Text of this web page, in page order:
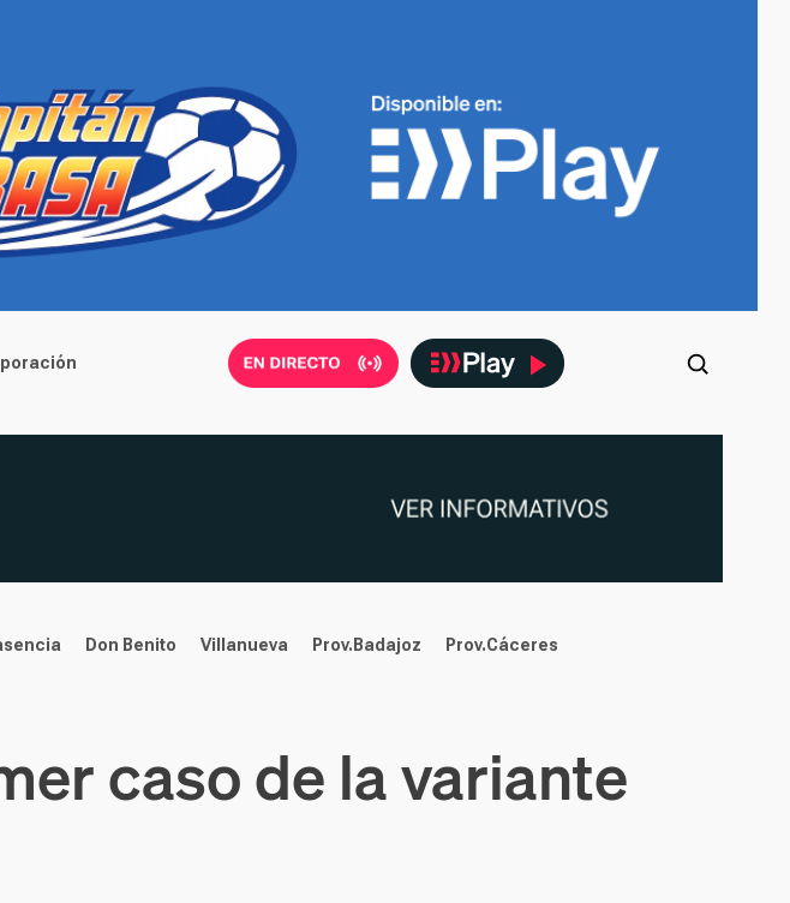
Don Benito Villanueva Prov.Badajoz Prov.Cáceres
caso de la variante